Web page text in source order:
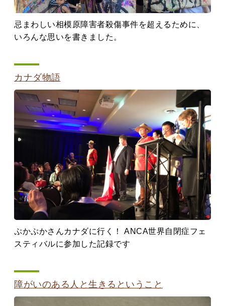
忌まわしい相模原障害者殺傷事件を超えるために、
いろんな思いを書きました。
カナダ物語
ぷかぷかさんカナダに行く！ ANCA世界自閉症フェ
スティバルに参加した記録です
障がいのある人と生きるということ